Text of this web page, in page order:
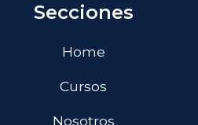
Secciones
Home
Cursos
Nosotros